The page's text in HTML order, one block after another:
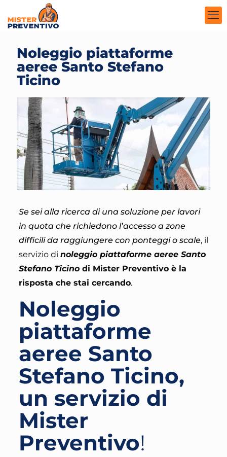
Noleggio piattaforme
aeree Santo Stefano
Ticino
Se sei alla ricerca di una soluzione per lavori
in quota che richiedono l’accesso a zone
difficili da raggiungere con ponteggi o scale, il
servizio di noleggio piattaforme aeree Santo
Stefano Ticinodi Mister Preventivo è la
risposta che stai cercando.
Noleggio
piattaforme
aeree Santo
Stefano Ticino,
un servizio di
Mister
Preventivo!